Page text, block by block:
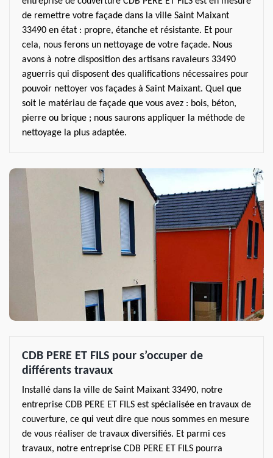
de remettre votre façade dans la ville Saint Maixant
33490 en état : propre, étanche et résistante. Et pour
cela, nous ferons un nettoyage de votre façade. Nous
avons à notre disposition des artisans ravaleurs 33490
aguerris qui disposent des qualifications nécessaires pour
pouvoir nettoyer vos façades à Saint Maixant. Quel que
soit le matériau de façade que vous avez : bois, béton,
pierre ou brique ; nous saurons appliquer la méthode de
nettoyage la plus adaptée.
CDB PERE ET FILS pour s’occuper de
différents travaux
Installé dans la ville de Saint Maixant 33490, notre
entreprise CDB PERE ET FILS est spécialisée en travaux de
couverture, ce qui veut dire que nous sommes en mesure
de vous réaliser de travaux diversifiés. Et parmi ces
travaux, notre entreprise CDB PERE ET FILS pourra